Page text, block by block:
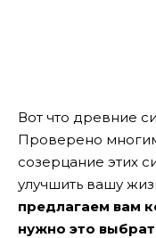
Вот что древние
Проверено
созерцание этих
улучшить вашу
предлагаем вам
нужно это